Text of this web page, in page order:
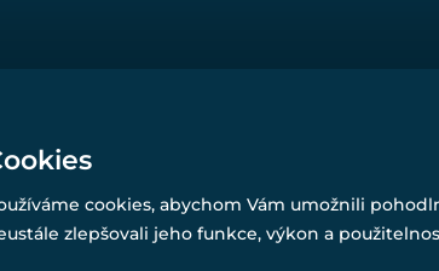
Powered by
cookies, abychom Vám umožnili
zlepšovali jeho funkce, výkon a